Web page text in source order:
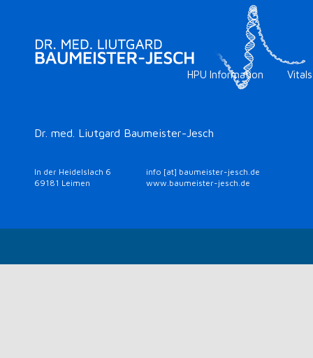
HPU Information
Dr. med. Liutgard Baumeister-Jesch
In der Heidelslach 6
69181 Leimen
info [at] baumeister-jesch.de
www.baumeister-jesch.de